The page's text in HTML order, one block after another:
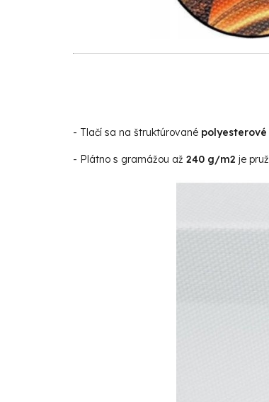
- Tlačí sa na štruktúrované
- Plátno s gramážou až 240 g/m2 je